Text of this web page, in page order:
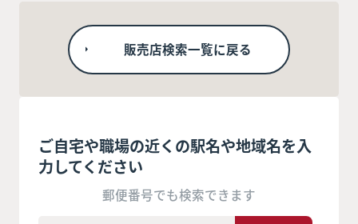
販売店検索一覧に戻る
ご自宅や職場の近くの駅名や地域名を入
力してください
郵便番号でも検索できます